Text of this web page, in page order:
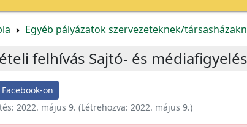
Egyéb pályázatok szervezeteknek/
felhívás Sajtó- és
on
2022. május 9. (Létrehozva: 2022. május 9.)